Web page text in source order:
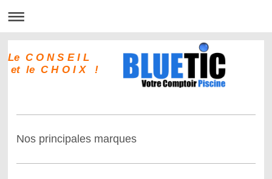
Le C O N S E I L
et le C H O I X !
Nos principales marques